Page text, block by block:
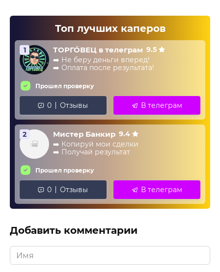
Топ лучших каперов
1 ТОРГО́ВЕЦ в телеграм 9.5
➡️ Не беру деньги вперед!
➡️ Оплата после результата!
Прошел проверку
0 Отзывы В телеграм
2 Мистер Банкир 9.4
➡️ Копируй мои сделки
➡️ Получай результат
Прошел проверку
0 Отзывы В телеграм
Добавить комментарии
Имя
*